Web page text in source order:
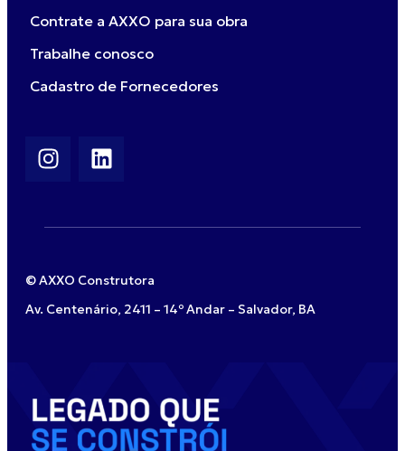
Contrate a AXXO para sua obra
Trabalhe conosco
Cadastro de Fornecedores
© AXXO Construtora
Av. Centenário, 2411 – 14º Andar – Salvador, BA